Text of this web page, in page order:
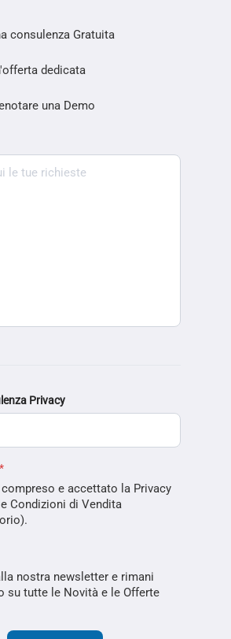
consulenza Gratuita
dedicata
una Demo
Privacy
*
e accettato la Privacy
Condizioni di Vendita
nostra newsletter e rimani
su tutte le Novità e le Offerte